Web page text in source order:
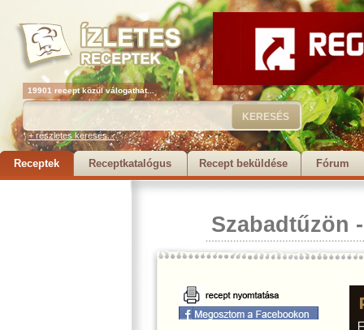
19901 recept közül válogathat...
+ részletes keresés...
Receptek Receptkatalógus Recept beküldése Fórum
Szabadtűzön